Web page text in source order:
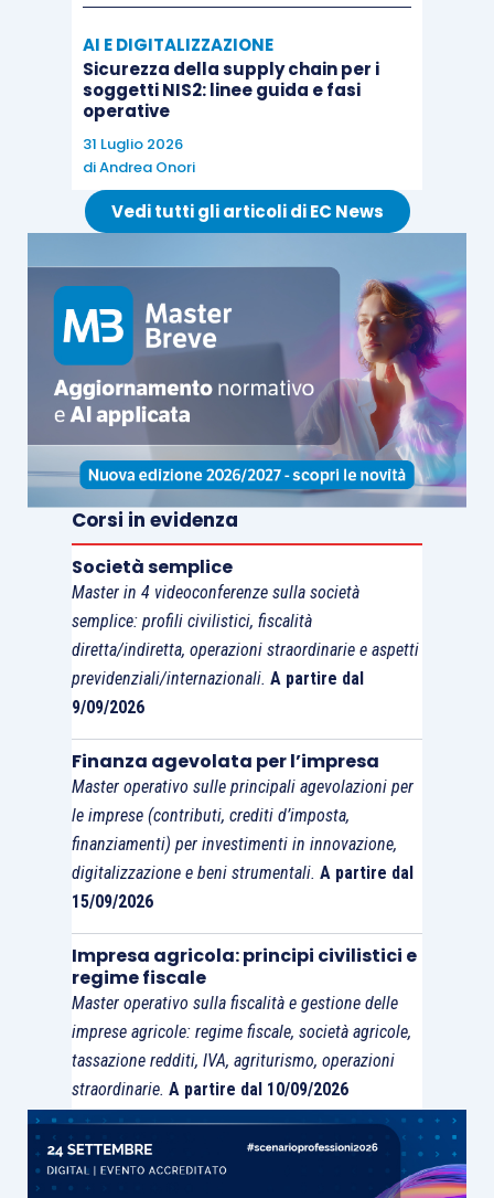
AI E DIGITALIZZAZIONE
Sicurezza della supply chain per i
soggetti NIS2: linee guida e fasi
operative
31 Luglio 2026
diAndrea Onori
Vedi tutti gli articoli di EC News
Corsi in evidenza
Società semplice
Master in 4 videoconferenze sulla società
semplice: profili civilistici, fiscalità
diretta/indiretta, operazioni straordinarie e aspetti
previdenziali/internazionali. A partire dal
9/09/2026
Finanza agevolata per l’impresa
Master operativo sulle principali agevolazioni per
le imprese (contributi, crediti d’imposta,
finanziamenti) per investimenti in innovazione,
digitalizzazione e beni strumentali. A partire dal
15/09/2026
Impresa agricola: principi civilistici e
regime fiscale
Master operativo sulla fiscalità e gestione delle
imprese agricole: regime fiscale, società agricole,
tassazione redditi, IVA, agriturismo, operazioni
straordinarie. A partire dal 10/09/2026